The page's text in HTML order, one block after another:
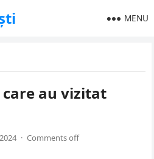
MENU
au vizitat
· Comments off